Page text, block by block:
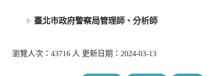
臺北市政府警察局管理師、分析師
瀏覽人次：43716 人 更新日期：2024-03-13